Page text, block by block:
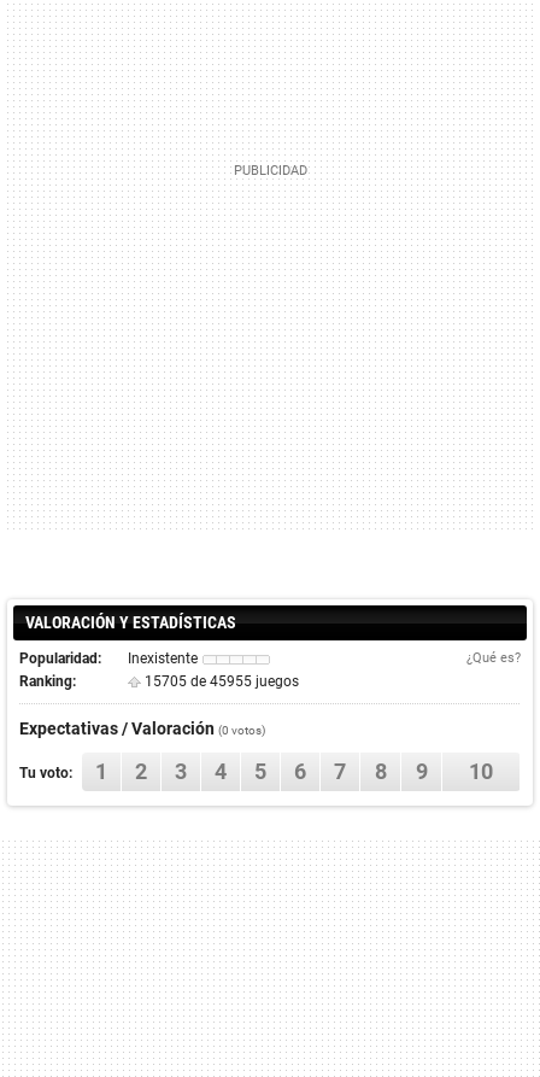
VALORACIÓN Y ESTADÍSTICAS
Popularidad: Inexistente ¿Qué es?
Ranking: 15705 de 45955 juegos
Expectativas / Valoración (0 votos)
Tu voto: 1 2 3 4 5 6 7 8 9 10